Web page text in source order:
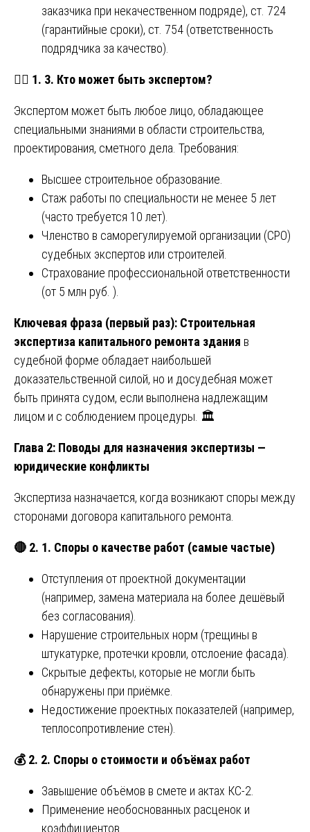
заказчика при некачественном подряде), ст. 724
(гарантийные сроки), ст. 754 (ответственность
подрядчика за качество).
🧑 1. 3. Кто может быть экспертом?
Экспертом может быть любое лицо, обладающее
специальными знаниями в области строительства,
проектирования, сметного дела. Требования:
Высшее строительное образование.
Стаж работы по специальности не менее 5 лет
(часто требуется 10 лет).
Членство в саморегулируемой организации (СРО)
судебных экспертов или строителей.
Страхование профессиональной ответственности
(от 5 млн руб. ).
Ключевая фраза (первый раз): Строительная
экспертиза капитального ремонта здания в
судебной форме обладает наибольшей
доказательственной силой, но и досудебная может
быть принята судом, если выполнена надлежащим
лицом и с соблюдением процедуры. 🏛️
Глава 2: Поводы для назначения экспертизы —
юридические конфликты
Экспертиза назначается, когда возникают споры между
сторонами договора капитального ремонта.
🔴 2. 1. Споры о качестве работ (самые частые)
Отступления от проектной документации
(например, замена материала на более дешёвый
без согласования).
Нарушение строительных норм (трещины в
штукатурке, протечки кровли, отслоение фасада).
Скрытые дефекты, которые не могли быть
обнаружены при приёмке.
Недостижение проектных показателей (например,
теплосопротивление стен).
💰2. 2. Споры о стоимости и объёмах работ
Завышение объёмов в смете и актах КС-2.
Применение необоснованных расценок и
коэффициентов.